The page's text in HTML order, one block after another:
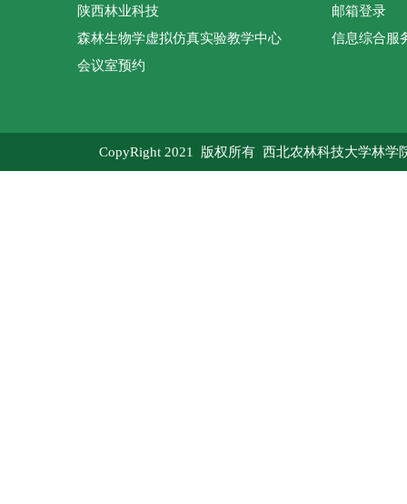
陕西林业科技
森林生物学虚拟仿真实验教学中心
会议室预约
邮箱登录
信息综合服
CopyRight 2021 版权所有 西北农林科技大学林